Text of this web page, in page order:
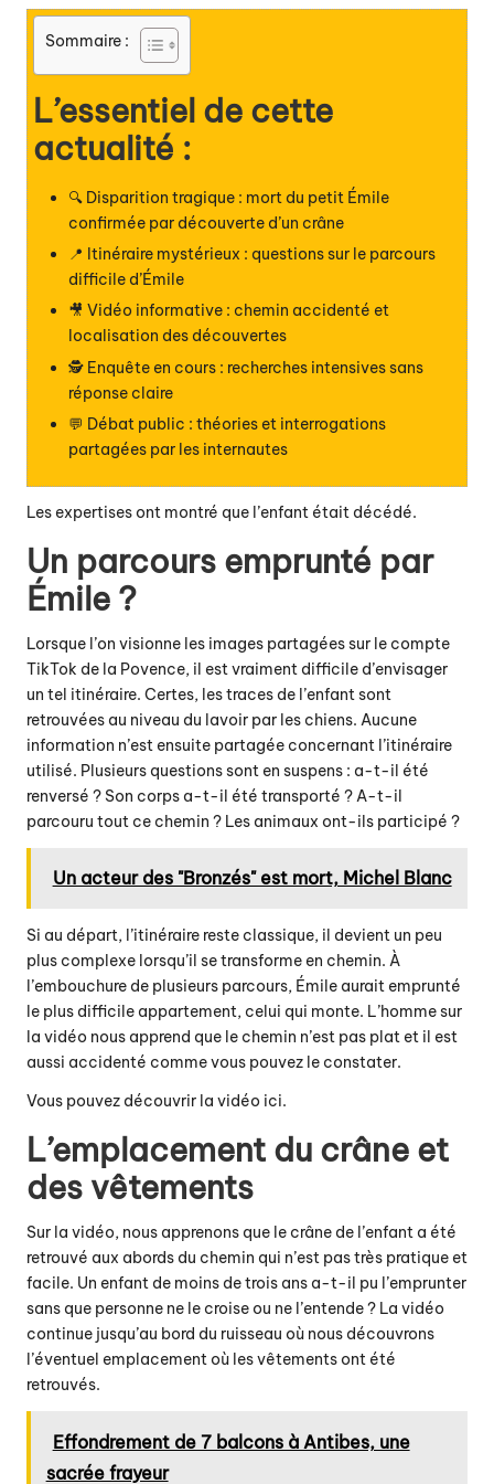
Sommaire :
L’essentiel de cette
actualité :
🔍 Disparition tragique : mort du petit Émile
confirmée par découverte d’un crâne
📍 Itinéraire mystérieux : questions sur le parcours
difficile d’Émile
🎥 Vidéo informative : chemin accidenté et
localisation des découvertes
🕵️ Enquête en cours : recherches intensives sans
réponse claire
💬 Débat public : théories et interrogations
partagées par les internautes
Les expertises ont montré que l’enfant était décédé.
Un parcours emprunté par
Émile ?
Lorsque l’on visionne les images partagées sur le compte
TikTok de la Povence, il est vraiment difficile d’envisager
un tel itinéraire. Certes, les traces de l’enfant sont
retrouvées au niveau du lavoir par les chiens. Aucune
information n’est ensuite partagée concernant l’itinéraire
utilisé. Plusieurs questions sont en suspens : a-t-il été
renversé ? Son corps a-t-il été transporté ? A-t-il
parcouru tout ce chemin ? Les animaux ont-ils participé ?
Un acteur des "Bronzés" est mort, Michel Blanc
Si au départ, l’itinéraire reste classique, il devient un peu
plus complexe lorsqu’il se transforme en chemin. À
l’embouchure de plusieurs parcours, Émile aurait emprunté
le plus difficile appartement, celui qui monte. L’homme sur
la vidéo nous apprend que le chemin n’est pas plat et il est
aussi accidenté comme vous pouvez le constater.
Vous pouvez découvrir la vidéo ici.
L’emplacement du crâne et
des vêtements
Sur la vidéo, nous apprenons que le crâne de l’enfant a été
retrouvé aux abords du chemin qui n’est pas très pratique et
facile. Un enfant de moins de trois ans a-t-il pu l’emprunter
sans que personne ne le croise ou ne l’entende ? La vidéo
continue jusqu’au bord du ruisseau où nous découvrons
l’éventuel emplacement où les vêtements ont été
retrouvés.
Effondrement de 7 balcons à Antibes, une
sacrée frayeur